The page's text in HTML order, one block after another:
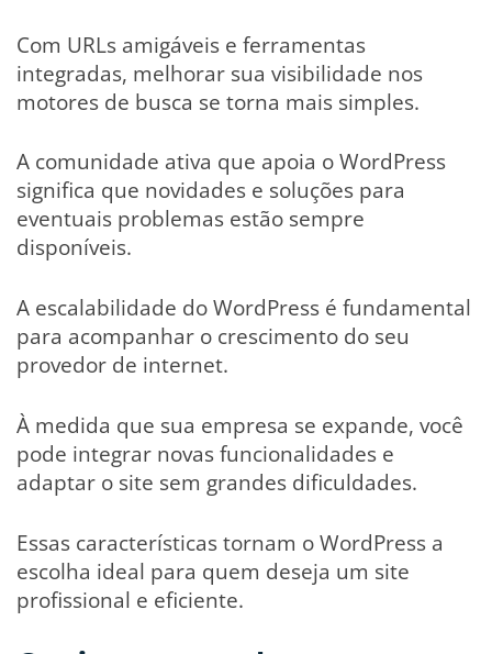
Com URLs amigáveis e ferramentas
integradas, melhorar sua visibilidade nos
motores de busca se torna mais simples.
A comunidade ativa que apoia o WordPress
significa que novidades e soluções para
eventuais problemas estão sempre
disponíveis.
A escalabilidade do WordPress é fundamental
para acompanhar o crescimento do seu
provedor de internet.
À medida que sua empresa se expande, você
pode integrar novas funcionalidades e
adaptar o site sem grandes dificuldades.
Essas características tornam o WordPress a
escolha ideal para quem deseja um site
profissional e eficiente.